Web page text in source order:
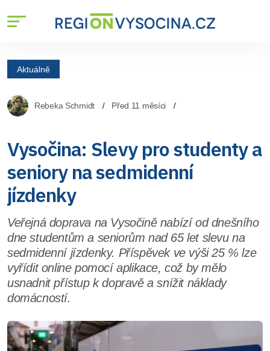
Aktuálně
Rebeka Schmidt Před 11 měsíci
Vysočina: Slevy pro studenty a
seniory na sedmidenní
jízdenky
Veřejná doprava na Vysočině nabízí od dnešního
dne studentům a seniorům nad 65 let slevu na
sedmidenní jízdenky. Příspěvek ve výši 25 % lze
vyřídit online pomocí aplikace, což by mělo
usnadnit přístup k dopravě a snížit náklady
domácností.